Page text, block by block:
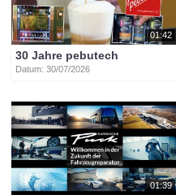
01:42
30 Jahre pebutech
Datum: 30/07/2026
01:39